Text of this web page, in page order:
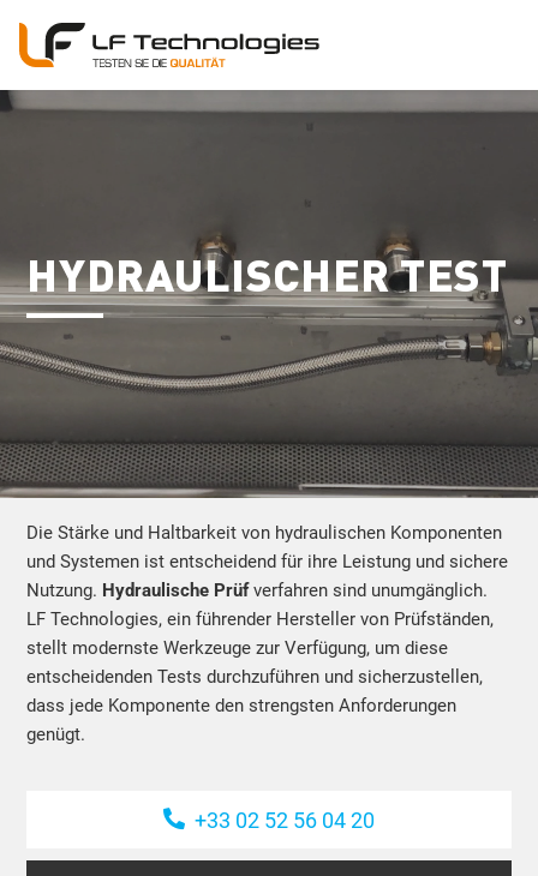
HYDRAULISCHER TEST
Die Stärke und Haltbarkeit von hydraulischen Komponenten
und Systemen ist entscheidend für ihre Leistung und sichere
Nutzung. Hydraulische Prüfverfahren sind unumgänglich.
LF Technologies, ein führender Hersteller von Prüfständen,
stellt modernste Werkzeuge zur Verfügung, um diese
entscheidenden Tests durchzuführen und sicherzustellen,
dass jede Komponente den strengsten Anforderungen
genügt.
+33 02 52 56 04 20